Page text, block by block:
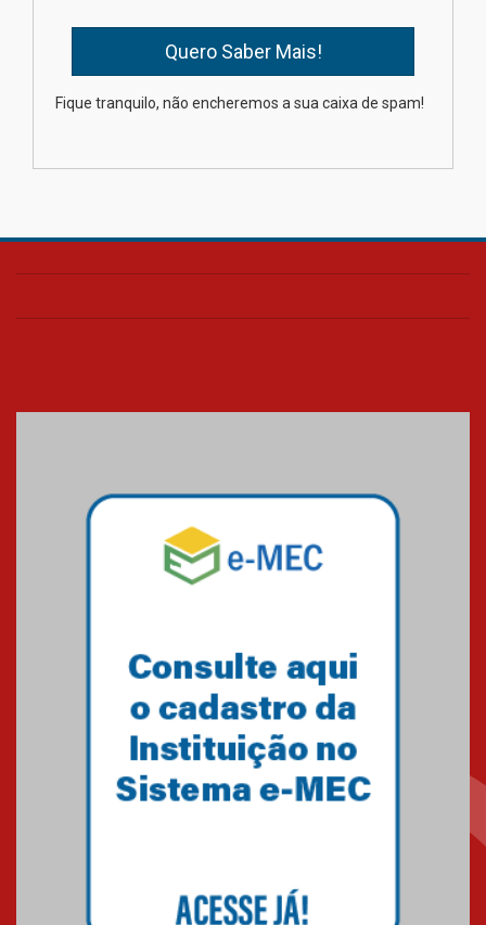
finalista do Prêmio Jabuti com
04.08.2026
Fique tranquilo, não encheremos a sua caixa de spam!